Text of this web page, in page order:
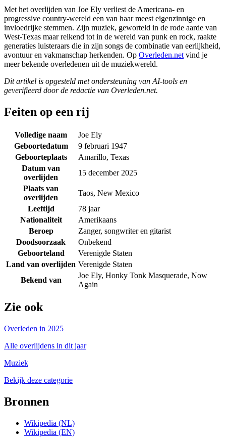
Met het overlijden van Joe Ely verliest de Americana- en
progressive country-wereld een van haar meest eigenzinnige en
invloedrijke stemmen. Zijn muziek, geworteld in de rode aarde van
West-Texas maar reikend tot in de wereld van punk en rock, raakte
generaties luisteraars die in zijn songs de combinatie van eerlijkheid,
avontuur en vakmanschap herkenden. Op Overleden.net vind je
meer bekende overledenen uit de muziekwereld.
Dit artikel is opgesteld met ondersteuning van AI-tools en
geverifieerd door de redactie van Overleden.net.
Feiten op een rij
Volledige naam
Joe Ely
Geboortedatum
9 februari 1947
Geboorteplaats
Amarillo, Texas
Datum van
overlijden
15 december 2025
Plaats van
overlijden
Taos, New Mexico
Leeftijd
78 jaar
Nationaliteit
Amerikaans
Beroep
Zanger, songwriter en gitarist
Doodsoorzaak
Onbekend
Geboorteland
Verenigde Staten
Land van overlijden Verenigde Staten
Bekend van
Joe Ely, Honky Tonk Masquerade, Now
Again
Zie ook
Overleden in 2025
Alle overlijdens in dit jaar
Muziek
Bekijk deze categorie
Bronnen
Wikipedia (NL)
Wikipedia (EN)